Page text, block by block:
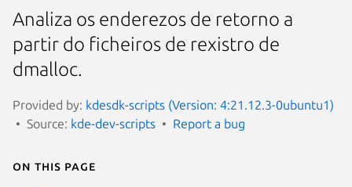
Analiza os enderezos de retorno a
partir do ficheiros de rexistro de
dmalloc.
Provided by: kdesdk-scripts (Version: 4:21.12.3-0ubuntu1)
Source: kde-dev-scripts Report a bug
On this page